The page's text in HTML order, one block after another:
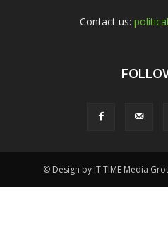
Contact us:
© Design by IT TIME Media